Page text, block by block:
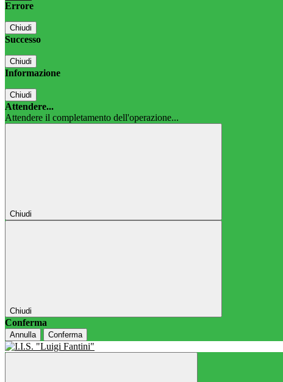
Errore
Chiudi
Successo
Chiudi
Informazione
Chiudi
Attendere...
Attendere il completamento dell'operazione...
Chiudi
Chiudi
Conferma
Annulla Conferma